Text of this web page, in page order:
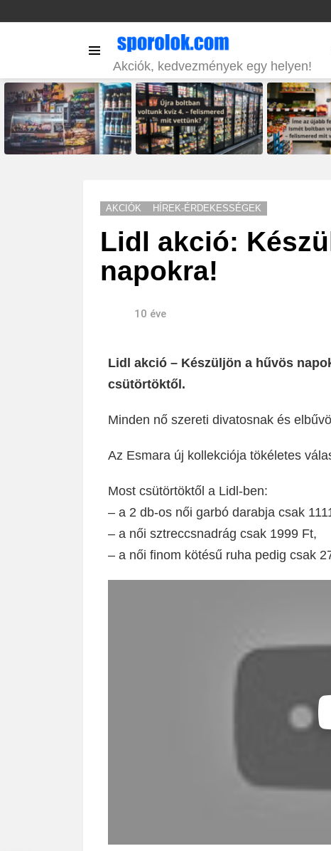
Akciók, kedvezmények egy helyen!
STORIES
AKCIÓK HÍREK-ÉRDEKESSÉGEK
Lidl akció:
napokra!
10 éve
Lidl akció – Készüljön a hűvös
csütörtöktől.
Minden nő szereti divatosnak és
Az Esmara új kollekciója tökéletes
Most csütörtöktől a Lidl-ben:
– a 2 db-os női garbó darabja csak
– a női sztreccsnadrág csak 1999 Ft,
– a női finom kötésű ruha pedig csak